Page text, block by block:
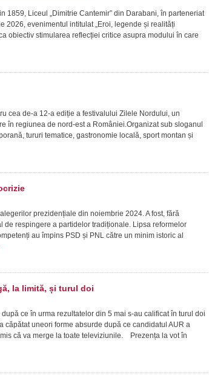
1859, Liceul „Dimitrie Cantemir” din Darabani, în parteneriat
2026, evenimentul intitulat „Eroi, legende și realități
obiectiv stimularea reflecției critice asupra modului în care
cea de-a 12-a ediție a festivalului Zilele Nordului, un
în regiunea de nord-est a României.Organizat sub sloganul
tururi tematice, gastronomie locală, sport montan și
prezidențiale din noiembrie 2024. A fost, fără
respingere a partidelor tradiționale. Lipsa reformelor
au împins PSD și PNL către un minim istoric al
la limită, și turul doi
ce în urma rezultatelor din 5 mai s-au calificat în turul doi
uneori forme absurde după ce candidatul AUR a
că va merge la toate televiziunile. Prezența la vot în